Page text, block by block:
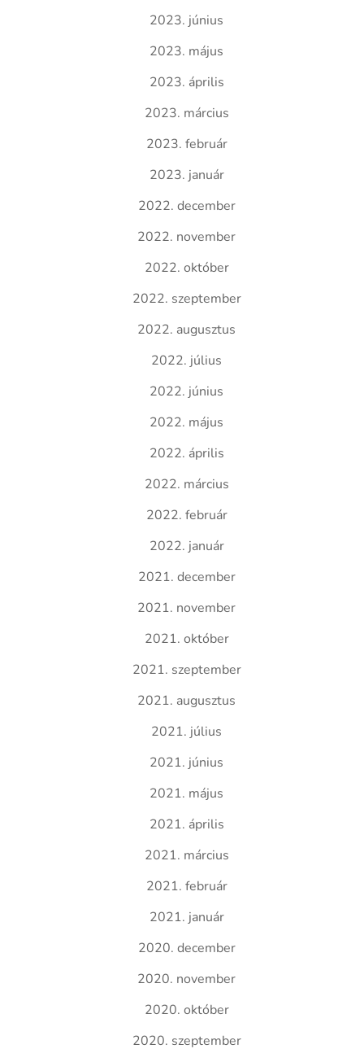
2023. június
2023. május
2023. április
2023. március
2023. február
2023. január
2022. december
2022. november
2022. október
2022. szeptember
2022. augusztus
2022. július
2022. június
2022. május
2022. április
2022. március
2022. február
2022. január
2021. december
2021. november
2021. október
2021. szeptember
2021. augusztus
2021. július
2021. június
2021. május
2021. április
2021. március
2021. február
2021. január
2020. december
2020. november
2020. október
2020. szeptember